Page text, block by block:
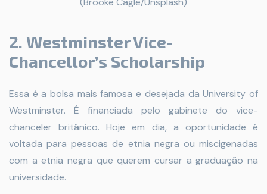
2. Westminster Vice-
Chancellor’s Scholarship
Essa é a bolsa mais famosa e desejada da University of
Westminster. É financiada pelo gabinete do vice-
chanceler britânico. Hoje em dia, a oportunidade é
voltada para pessoas de etnia negra ou miscigenadas
com a etnia negra que querem cursar a graduação na
universidade.